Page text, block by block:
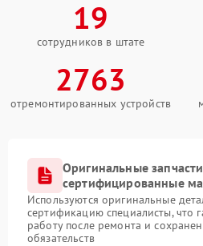
19
сотрудников в штате
2763
отремонтированных устройств
Оригинальные
сертифицированные
Используются оригинальные
сертификацию специалисты, что
работу после ремонта и
обязательств